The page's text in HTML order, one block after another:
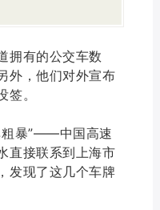
拥有的公交车数
外，他们对外宣布
。
粗暴”——中国高速
直接联系到上海市
发现了这几个车牌